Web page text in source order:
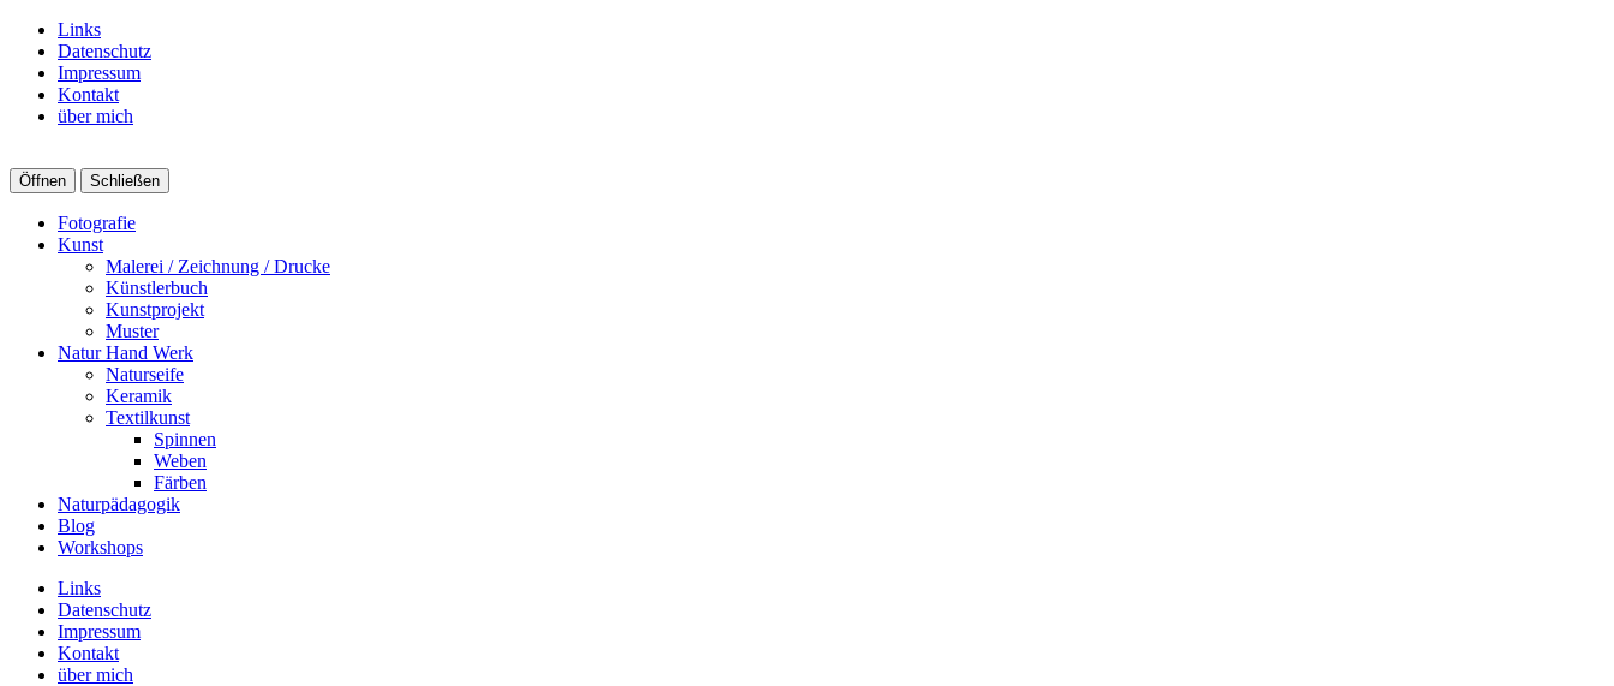
Links
Datenschutz
Impressum
Kontakt
über mich
Öffnen Schließen
Fotografie
Kunst
Malerei / Zeichnung / Drucke
Künstlerbuch
Kunstprojekt
Muster
Natur Hand Werk
Naturseife
Keramik
Textilkunst
Spinnen
Weben
Färben
Naturpädagogik
Blog
Workshops
Links
Datenschutz
Impressum
Kontakt
über mich